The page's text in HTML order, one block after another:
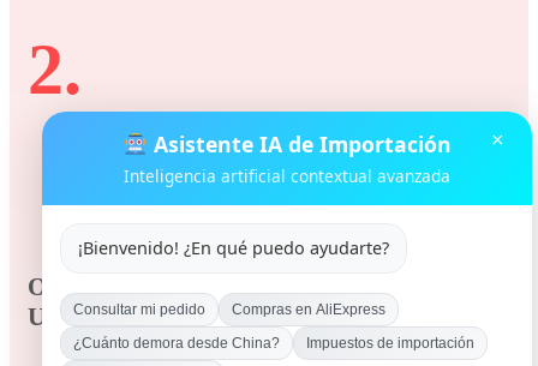
2.
Opción 2.
Usa nuestro casillero virtual
×
Asistente IA de Importación
Inteligencia artificial contextual avanzada
¡Bienvenido! ¿En qué puedo ayudarte?
Consultar mi pedido
Compras en AliExpress
¿Cuánto demora desde China?
Impuestos de importación